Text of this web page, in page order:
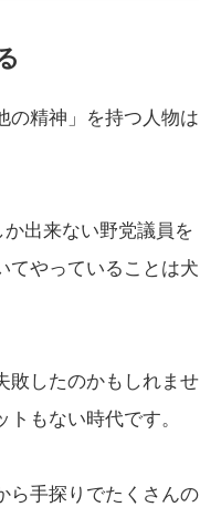
の精神」を持つ人物は
か出来ない野党議員を
てやっていることは犬
敗したのかもしれませ
もない時代です。
ら手探りでたくさんの